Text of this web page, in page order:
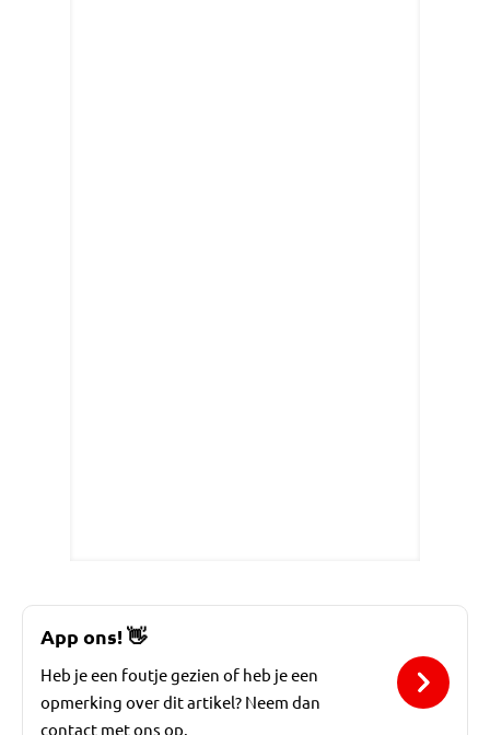
App ons!👋
Heb je een foutje gezien of heb je een
opmerking over dit artikel? Neem dan
contact met ons op.